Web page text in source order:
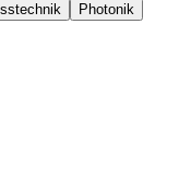
Photonik